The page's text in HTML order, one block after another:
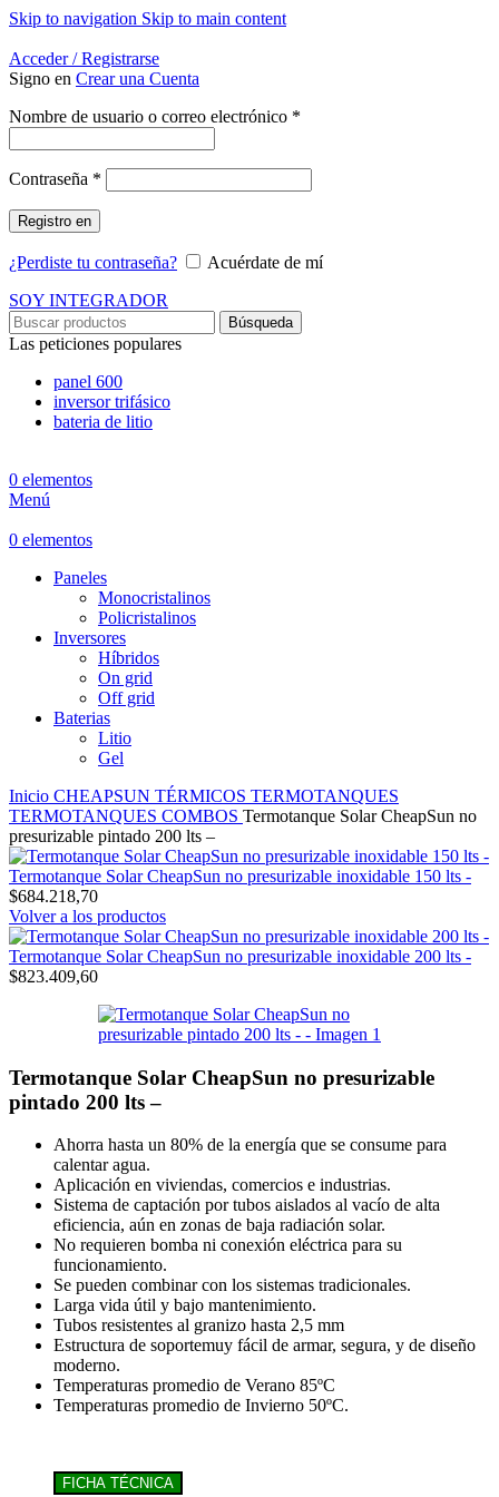
Skip to navigation Skip to main content
Acceder / Registrarse
Signo en Crear una Cuenta
Nombre de usuario o correo electrónico *
Contraseña *
Registro en
¿Perdiste tu contraseña?
Acuérdate de mí
SOY INTEGRADOR
Búsqueda
Las peticiones populares
panel 600
inversor trifásico
bateria de litio
0 elementos
Menú
0 elementos
Paneles
Monocristalinos
Policristalinos
Inversores
Híbridos
On grid
Off grid
Baterias
Litio
Gel
Inicio CHEAPSUN TÉRMICOS TERMOTANQUES
TERMOTANQUES COMBOS Termotanque Solar CheapSun no
presurizable pintado 200 lts –
Termotanque Solar CheapSun no presurizable inoxidable 150 lts -
$684.218,70
Volver a los productos
Termotanque Solar CheapSun no presurizable inoxidable 200 lts -
$823.409,60
Termotanque Solar CheapSun no presurizable
pintado 200 lts –
Ahorra hasta un 80% de la energía que se consume para
calentar agua.
Aplicación en viviendas, comercios e industrias.
Sistema de captación por tubos aislados al vacío de alta
eficiencia, aún en zonas de baja radiación solar.
No requieren bomba ni conexión eléctrica para su
funcionamiento.
Se pueden combinar con los sistemas tradicionales.
Larga vida útil y bajo mantenimiento.
Tubos resistentes al granizo hasta 2,5 mm
Estructura de soportemuy fácil de armar, segura, y de diseño
moderno.
Temperaturas promedio de Verano 85ºC
Temperaturas promedio de Invierno 50ºC.
FICHA TÉCNICA